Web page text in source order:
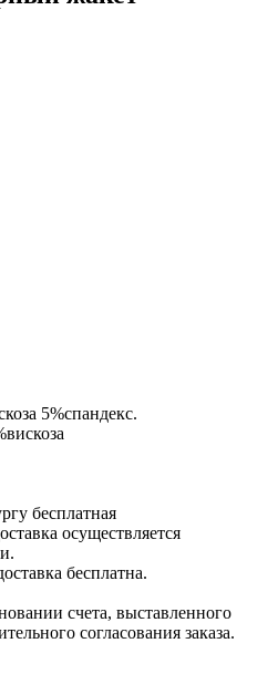
5%спандекс.
бесплатная
осуществляется
бесплатна.
счета, выставленного
согласования заказа.